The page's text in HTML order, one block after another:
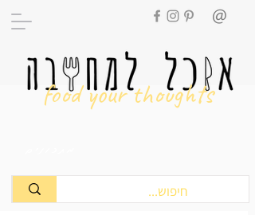
food your thoughts